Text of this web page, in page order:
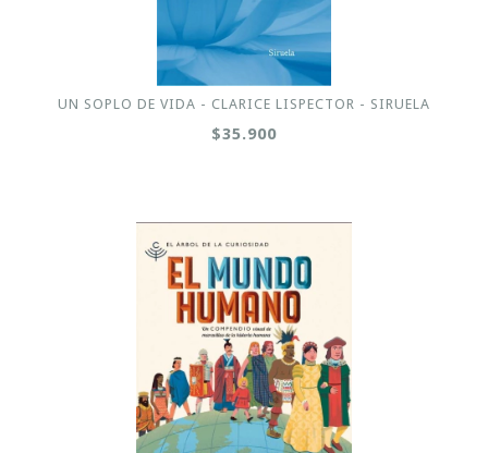
UN SOPLO DE VIDA - CLARICE LISPECTOR - SIRUELA
$35.900